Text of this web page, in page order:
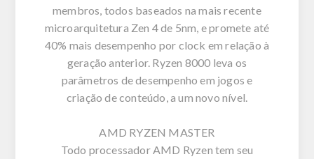
membros, todos baseados na mais recente
microarquitetura Zen 4 de 5nm, e promete até
40% mais desempenho por clock em relação à
geração anterior. Ryzen 8000 leva os
parâmetros de desempenho em jogos e
criação de conteúdo, a um novo nível.
AMD RYZEN MASTER
Todo processador AMD Ryzen tem seu